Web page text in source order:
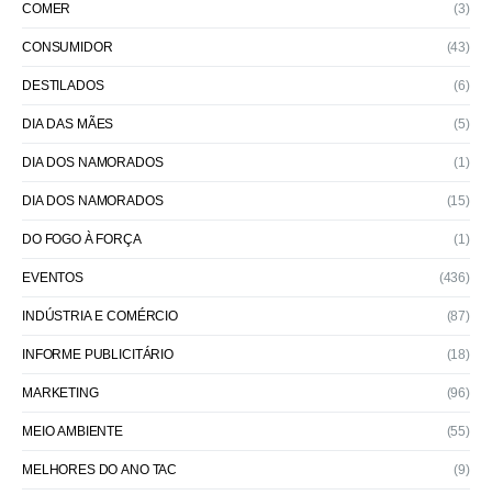
COMER (3)
CONSUMIDOR (43)
DESTILADOS (6)
DIA DAS MÃES (5)
DIA DOS NAMORADOS (1)
DIA DOS NAMORADOS (15)
DO FOGO À FORÇA (1)
EVENTOS (436)
INDÚSTRIA E COMÉRCIO (87)
INFORME PUBLICITÁRIO (18)
MARKETING (96)
MEIO AMBIENTE (55)
MELHORES DO ANO TAC (9)